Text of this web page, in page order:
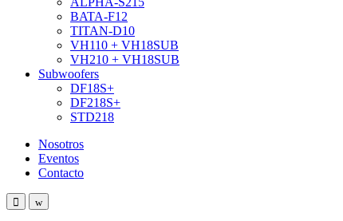
BATA-F12
TITAN-D10
VH110 + VH18SUB
VH210 + VH18SUB
Subwoofers
DF18S+
DF218S+
STD218
Nosotros
Eventos
Contacto